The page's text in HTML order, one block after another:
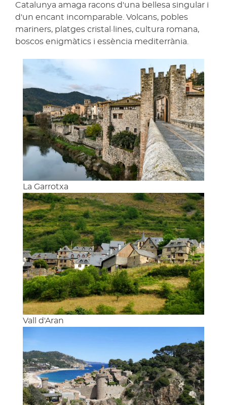
Catalunya amaga racons d'una bellesa singular i
d'un encant incomparable. Volcans, pobles
mariners, platges cristal·lines, cultura romana,
boscos enigmàtics i essència mediterrània.
La Garrotxa
Vall d'Aran